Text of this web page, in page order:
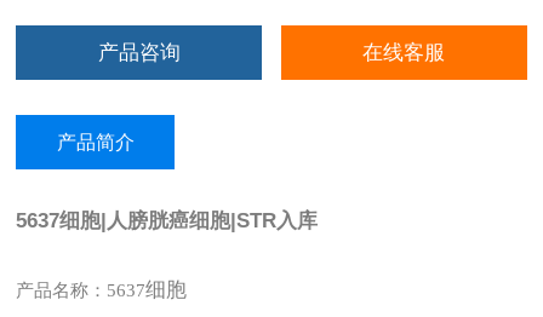
产品咨询 在线客服
产品简介
5637细胞|人膀胱癌细胞|STR入库
产品名称：5637细胞